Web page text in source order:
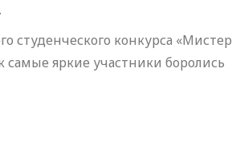
студенческого конкурса «Мистер
самые яркие участники боролись